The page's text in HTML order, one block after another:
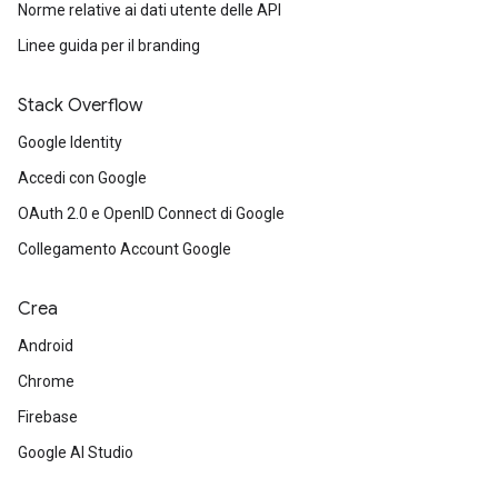
Norme relative ai dati utente delle API
Linee guida per il branding
Stack Overflow
Google Identity
Accedi con Google
OAuth 2.0 e OpenID Connect di Google
Collegamento Account Google
Crea
Android
Chrome
Firebase
Google AI Studio